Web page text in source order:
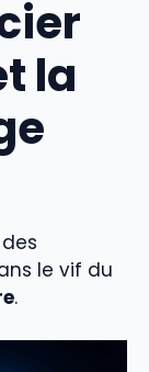
la
le vif du
.